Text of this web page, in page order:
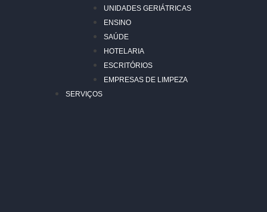
UNIDADES GERIÁTRICAS
ENSINO
SAÚDE
HOTELARIA
ESCRITÓRIOS
EMPRESAS DE LIMPEZA
SERVIÇOS